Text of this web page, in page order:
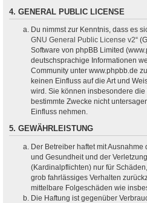
4. GENERAL PUBLIC LICENSE
Du nimmst zur Kenntnis, dass es
GNU General Public License v2“
Software von phpBB Limited
deutschsprachige Informationen
Community unter www.phpbb.de
keinen Einfluss auf die Art und
wird. Sie können insbesondere
bestimmte Zwecke nicht
Einfluss nehmen.
5. GEWÄHRLEISTUNG
Der Betreiber haftet mit
und Gesundheit und der
(Kardinalpflichten) nur für
grob fahrlässiges Verhalten
mittelbare Folgeschäden wie
Die Haftung ist gegenüber